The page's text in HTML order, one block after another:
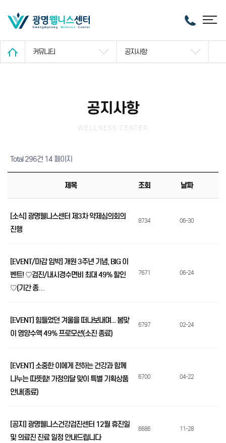
커뮤니티 공지사항
공지사항
WELLNESS CENTER
Total 296건 14 페이지
제목 조회 날짜
[소식] 광명웰니스센터 제3차 약제심의회의
진행
8734 06-30
[EVENT/마감 임박] 개원 3주년 기념, BIG 이
벤트! ♡검진/내시경수면비 최대 49% 할인
♡(기간 종…
7671 06-24
[EVENT] 힘들었던 겨울을 떠나보내며... 봄맞
이 영양수액 49% 프로모션(소진 종료)
6797 02-24
[EVENT] 소중한 이에게 전하는 건강과 함께
나누는 따뜻함! 가정의달 맞이 특별 기획상품
안내(종료)
6700 04-22
[공지] 광명웰니스건강검진센터 12월 휴진일
및 의료진 진료 일정 안내드립니다
6686 11-28